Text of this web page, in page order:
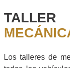
TALLER
Los talleres de